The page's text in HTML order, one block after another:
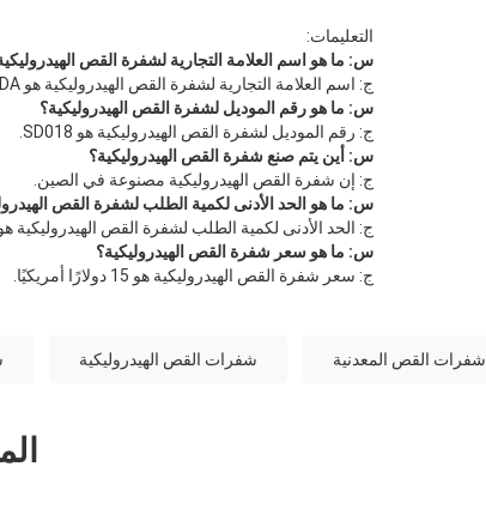
التعليمات:
س: ما هو اسم العلامة التجارية لشفرة القص
ج: اسم العلامة التجارية لشفرة القص الهيدروليكية هو SENDA.
س: ما هو رقم الموديل لشفرة القص الهيدروليكية؟
ج: رقم الموديل لشفرة القص الهيدروليكية هو SD018.
س: أين يتم صنع شفرة القص الهيدروليكية؟
ج: إن شفرة القص الهيدروليكية مصنوعة في الصين.
س: ما هو الحد الأدنى لكمية الطلب لشفرة القص
ج: الحد الأدنى لكمية الطلب لشفرة القص الهيدروليكية هو
س: ما هو سعر شفرة القص الهيدروليكية؟
ج: سعر شفرة القص الهيدروليكية هو 15 دولارًا أمريكيًا.
شفرات القص المعدنية شفرات القص الهيدروليكية